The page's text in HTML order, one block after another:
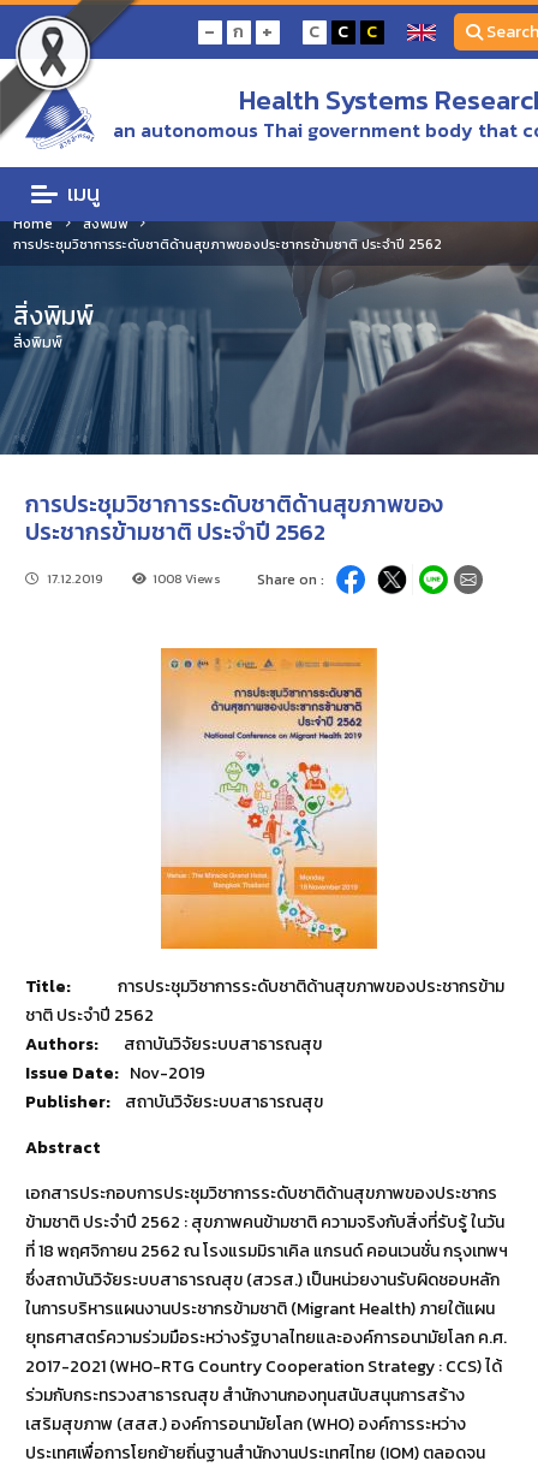
- ก + C C C Search
Health Systems
an autonomous Thai government body that
เมนู
Home
สิ่งพิมพ์
การประชุมวิชาการระดับชาติด้านสุขภาพของประชากรข้ามชาติ ประจำปี 2562
สิ่งพิมพ์
สิ่งพิมพ์
การประชุมวิชาการระดับชาติด้านสุขภาพของ
ประชากรข้ามชาติ ประจำปี 2562
17.12.2019 1008 Views Share on :
Title:
การประชุมวิชาการระดับชาติด้านสุขภาพของประชากรข้าม
ชาติ ประจำปี 2562
Authors:
สถาบันวิจัยระบบสาธารณสุข
Issue Date: Nov-2019
Publisher:
สถาบันวิจัยระบบสาธารณสุข
Abstract
เอกสารประกอบการประชุมวิชาการระดับชาติด้านสุขภาพของประชากร
ข้ามชาติ ประจำปี 2562 : สุขภาพคนข้ามชาติ ความจริงกับสิ่งที่รับรู้ ในวัน
ที่ 18 พฤศจิกายน 2562 ณ โรงแรมมิราเคิล แกรนด์ คอนเวนชั่น กรุงเทพฯ
ซึ่งสถาบันวิจัยระบบสาธารณสุข (สวรส.) เป็นหน่วยงานรับผิดชอบหลัก
ในการบริหารแผนงานประชากรข้ามชาติ (Migrant Health) ภายใต้แผน
ยุทธศาสตร์ความร่วมมือระหว่างรัฐบาลไทยและองค์การอนามัยโลก ค.ศ.
2017-2021 (WHO-RTG Country Cooperation Strategy : CCS) ได้
ร่วมกับกระทรวงสาธารณสุข สำนักงานกองทุนสนับสนุนการสร้าง
เสริมสุขภาพ (สสส.) องค์การอนามัยโลก (WHO) องค์การระหว่าง
ประเทศเพื่อการโยกย้ายถิ่นฐานสำนักงานประเทศไทย (IOM) ตลอดจน